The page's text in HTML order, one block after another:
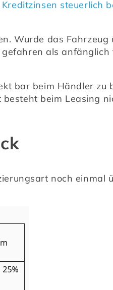
Kreditzinsen steuerlich
Wurde das Fahrzeug
als anfänglich
bar beim Händler zu
beim Leasing
noch einmal